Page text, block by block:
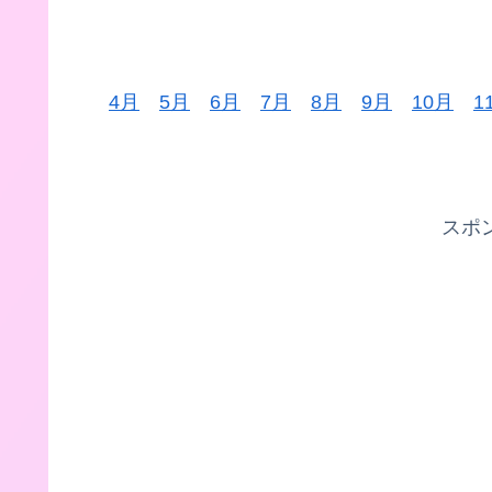
4月 5月 6月 7月 8月 9月 10月
スポ